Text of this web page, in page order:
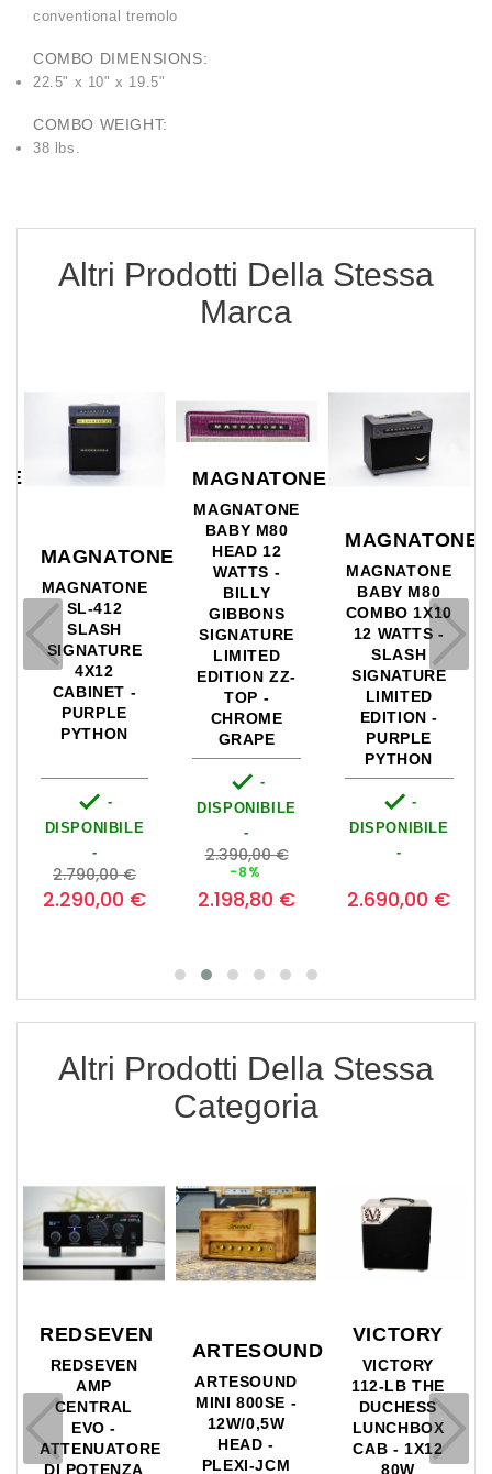
conventional tremolo
COMBO DIMENSIONS:
22.5" x 10" x 19.5"
COMBO WEIGHT:
38 lbs.
Altri Prodotti Della Stessa
Marca
BABY M80
COMBO 1X10
12 WATTS -
SLASH
SIGNATURE
LIMITED
EDITION -
PURPLE
 -
DISPONIBILE
-
0Prezzo
2.690,00 €
MAGNATONE
MAGNATONE
STARLITE
REVERB -
TRADITIONAL
1X8" COMBO
- 5 WATTS -
BLACK
 -
DISPONIBILE
-
Prezzo
base
1.890,00 €
-10%
1.701,00 €
MAGNATONE
SL-100
SLASH
SIGNATURE
HEAD 100W -
PURPLE
PYTHON
 -
DISPONIBILE
-
base
3.890,00 €
Altri Prodotti Della Stessa
Categoria
VICTORY
VICTORY
112-LB THE
DUCHESS
LUNCHBOX
CAB - 1X12
80W
BLACKSTAR
BLACKSTAR
ID:CORE
STEREO V3 -
IDC 20W
KOCH
STUDIOTONE
20 COMBO
1X12 - 20W